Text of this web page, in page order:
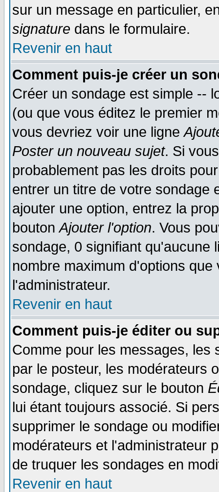
sur un message en particulier,
signature dans le formulaire.
Revenir en haut
Comment puis-je créer un
Créer un sondage est simple --
(ou que vous éditez le premier
vous devriez voir une ligne
Poster un nouveau sujet. Si
probablement pas les droits
entrer un titre de votre sondage
ajouter une option, entrez la
boutonAjouter l'option. Vous
sondage, 0 signifiant qu'aucune
nombre maximum d'options
l'administrateur.
Revenir en haut
Comment puis-je éditer ou
Comme pour les messages, les
par le posteur, les modérateurs
sondage, cliquez sur le bouton
lui étant toujours associé. Si
supprimer le sondage ou
modérateurs et l'administrateur
de truquer les sondages en
Revenir en haut